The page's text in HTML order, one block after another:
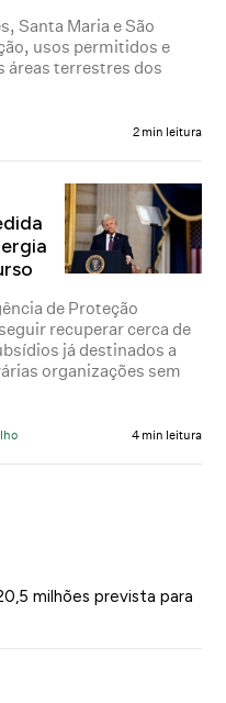
Santa Maria e São
usos permitidos e
áreas terrestres dos
2 min leitura
de Proteção
recuperar cerca de
já destinados a
organizações sem
4 min leitura
milhões prevista para